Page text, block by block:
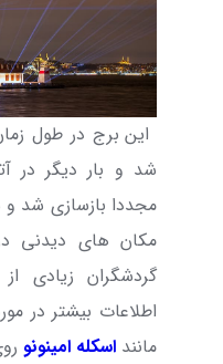
این برج در طول
شد و بار دیگر در
مجددا بازسازی شد
مکان های دیدنی
گردشگران زیادی
اطلاعات بیشتر در
مانند اسکله امینونو